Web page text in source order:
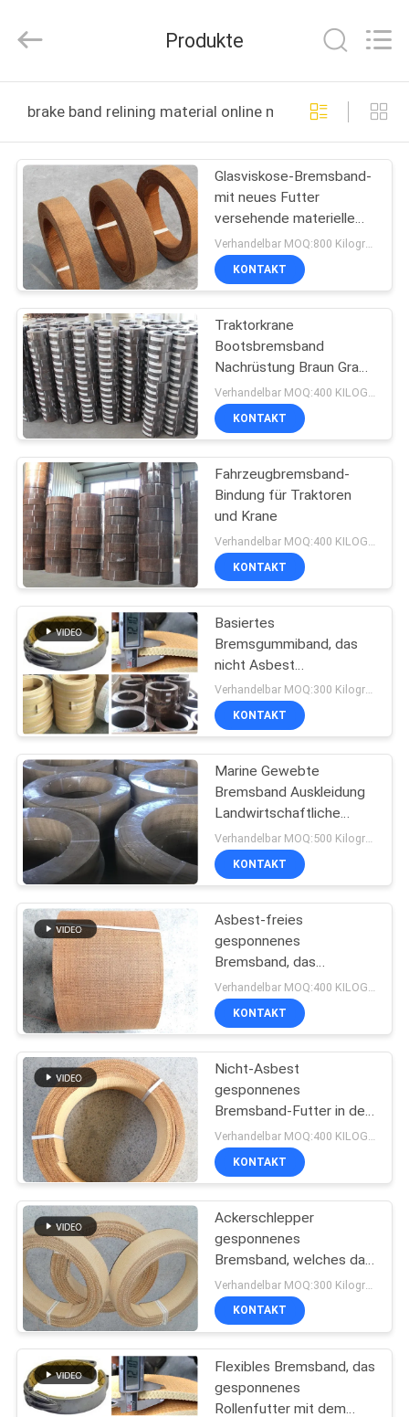
PRODUKTE
ÜBER
UNS
FABRIK-
AUSFLUG
QUALITÄTSKONTROLLE
TRETEN
SIE
MIT
UNS
IN
VERBINDUNG
FORDERN
SIE EIN
ZITAT
SITEMAP
PRIVACY
POLICY
Reserved.
Produkte
brake band relining material online manufacture
Glasviskose-Bremsband-
mit neues Futter
versehende materielle
Bescheinigung ISO9001Verhandelbar MOQ:800 Kilogramm
KONTAKT
Traktorkrane
Bootsbremsband
Nachrüstung Braun Grau
Marine Anwendung
Gewebte Bremse
KONTAKT
Fahrzeugbremsband-
Bindung für Traktoren
und Krane
KONTAKT
Basiertes
Bremsgummiband, das
nicht Asbest
gesponnenes
Bremsbelag-
gesponnenes
zeichnet
Verhandelbar MOQ:300 Kilogramm
KONTAKT
Marine Gewebte
Bremsband Auskleidung
Landwirtschaftliche
Bremsband Marine
Bremsband
Verhandelbar MOQ:500 Kilogramm
KONTAKT
Asbest-freies
gesponnenes
Bremsband, das
Bremszwischenlage für
Bremsband-Schiff Crane
Boat zeichnet
KONTAKT
Nicht-Asbest
gesponnenes
Bremsband-Futter in der
Rolle für Schiffs-Boot
Crane Brake Bands
KONTAKT
Ackerschlepper
gesponnenes
Bremsband, welches das
Asbest frei für Traktor
FIAT 480 zeichnet
KONTAKT
Flexibles Bremsband, das
gesponnenes
Rollenfutter mit dem